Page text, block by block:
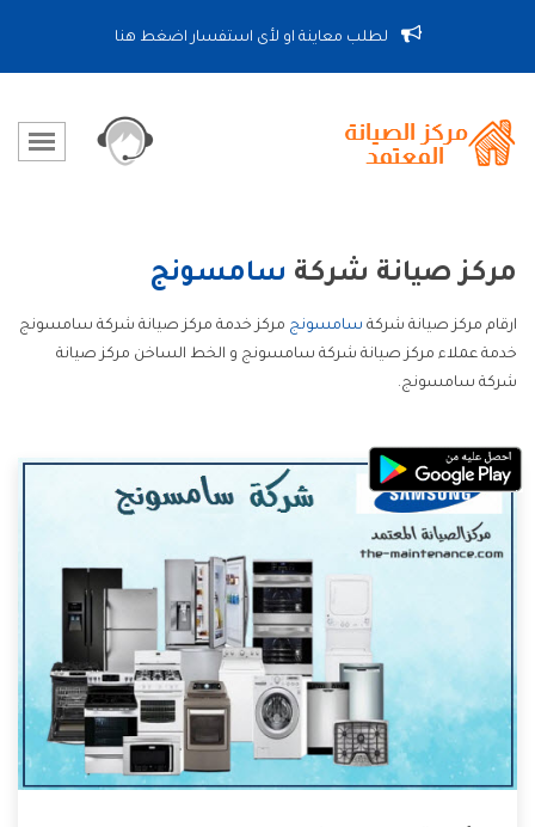
لطلب معاينة او لأى استفسار اضغط هنا
مركز صيانة شركة سامسونج
ارقام مركز صيانة شركة سامسونج مركز خدمة مركز صيانة شركة سامسونج
خدمة عملاء مركز صيانة شركة سامسونج و الخط الساخن مركز صيانة
شركة سامسونج.